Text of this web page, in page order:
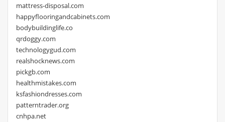
mattress-disposal.com
happyflooringandcabinets.com
bodybuildinglife.co
qrdoggy.com
technologygud.com
realshocknews.com
pickgb.com
healthmistakes.com
ksfashiondresses.com
patterntrader.org
cnhpa.net